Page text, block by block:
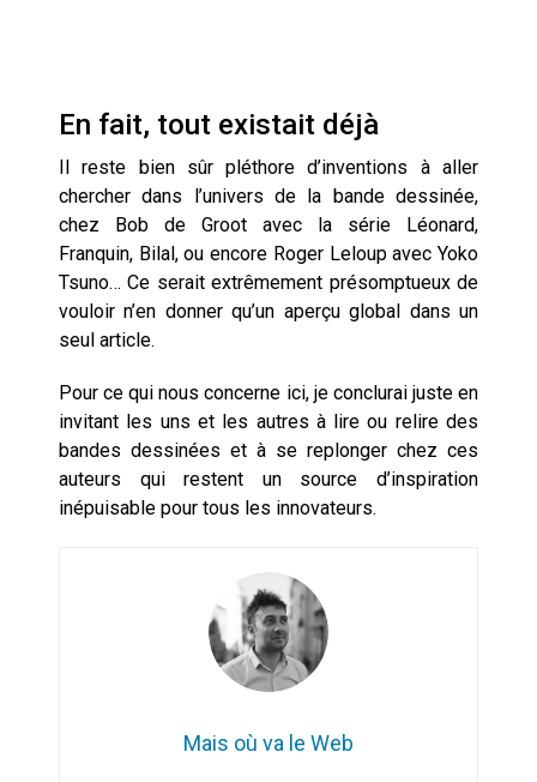
En fait, tout existait déjà
Il reste bien sûr pléthore d’inventions à aller
chercher dans l’univers de la bande dessinée,
chez Bob de Groot avec la série Léonard,
Franquin, Bilal, ou encore Roger Leloup avec Yoko
Tsuno… Ce serait extrêmement présomptueux de
vouloir n’en donner qu’un aperçu global dans un
seul article.
Pour ce qui nous concerne ici, je conclurai juste en
invitant les uns et les autres à lire ou relire des
bandes dessinées et à se replonger chez ces
auteurs qui restent un source d’inspiration
inépuisable pour tous les innovateurs.
Mais où va le Web